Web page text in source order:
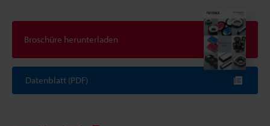
Broschüre herunterladen
Datenblatt (PDF)